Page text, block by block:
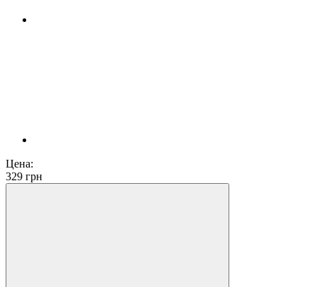
Цена:
329 грн